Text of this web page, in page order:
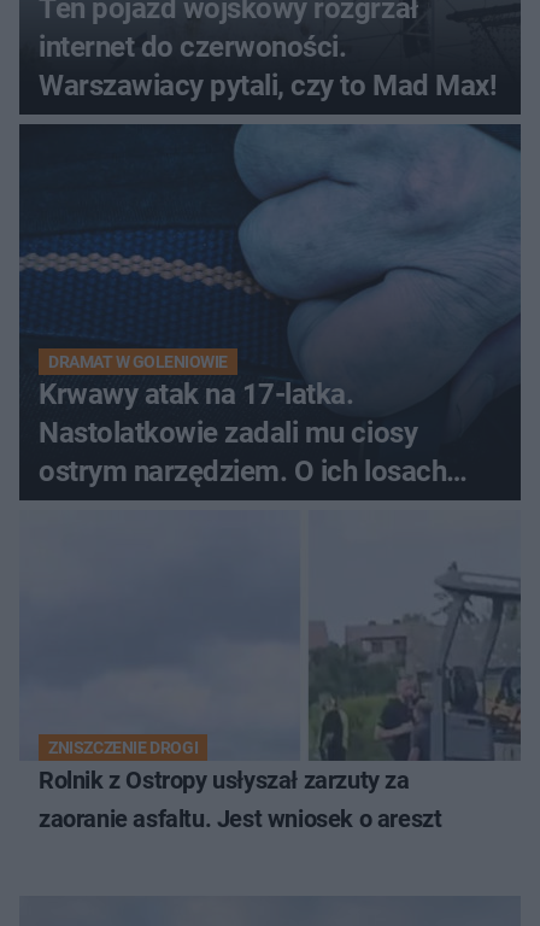
Ten pojazd wojskowy rozgrzał
internet do czerwoności.
Warszawiacy pytali, czy to Mad Max!
DRAMAT W GOLENIOWIE
Krwawy atak na 17-latka.
Nastolatkowie zadali mu ciosy
ostrym narzędziem. O ich losach
zdecyduje sąd rodzinny
ZNISZCZENIE DROGI
Rolnik z Ostropy usłyszał zarzuty za
zaoranie asfaltu. Jest wniosek o areszt